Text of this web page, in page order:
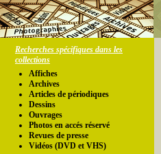
Recherches spécifiques dans les
collections
Affiches
Archives
Articles de périodiques
Dessins
Ouvrages
Photos en accés réservé
Revues de presse
Vidéos (DVD et VHS)